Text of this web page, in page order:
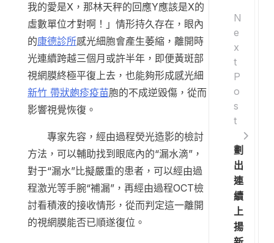
我的愛是X，那林天秤的回應Y應該是X的
虛數單位才對啊！」情形持久存在，眼內
的康德診所感光細胞會產生萎縮，離開時
光連續跨越三個月或許半年，即便黃斑部
視網膜終極平復上去，也能夠形成感光細
新竹 帶狀皰疹疫苗胞的不成逆毀傷，從而
影響視覺恢復。
專家先容，經由過程熒光造影的檢討
方法，可以輔助找到眼底內的“漏水滴”，
對于“漏水”比擬嚴重的患者，可以經由過
程激光等手腕“補漏”，再經由過程OCT檢
討看積液的接收情形，從而判定這一離開
的視網膜能否已順遂復位。
N
e
x
t
P
o
s
t
劃
出
連
續
上
揚